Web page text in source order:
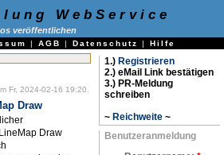
WebService
veröffentlichen
| AGB | Datenschutz | Hilfe
Fr, 2024-02-16 19:20.
Draw
Draw
1.) Registrieren
2.) eMail Link bestätigen
3.) PR-Meldung
schreiben
~ Reichweite ~
Benutzeranmeldung